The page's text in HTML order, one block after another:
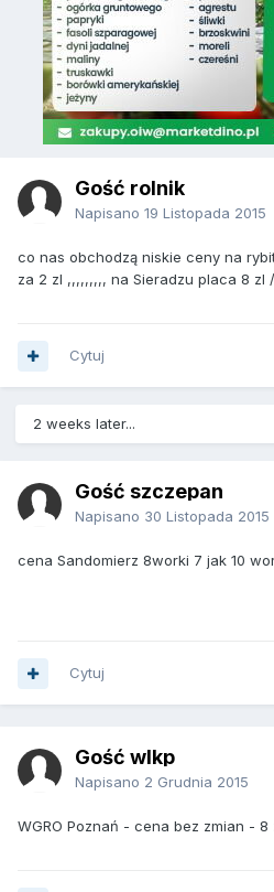
Gość rolnik
Napisano 19 Listopada 2015
co nas obchodzą niskie ceny na
za 2 zl ,,,,,,,,, na Sieradzu placa 8
Cytuj
2 weeks later...
Gość szczepan
Napisano 30 Listopada 2015
cena Sandomierz 8worki 7 jak 10
Cytuj
Gość wlkp
Napisano 2 Grudnia 2015
WGRO Poznań - cena bez zmian - 8